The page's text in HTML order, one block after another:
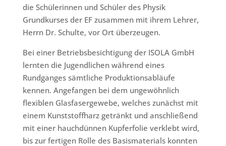
die Schülerinnen und Schüler des Physik
Grundkurses der EF zusammen mit ihrem Lehrer,
Herrn Dr. Schulte, vor Ort überzeugen.
Bei einer Betriebsbesichtigung der ISOLA GmbH
lernten die Jugendlichen während eines
Rundganges sämtliche Produktionsabläufe
kennen. Angefangen bei dem ungewöhnlich
flexiblen Glasfasergewebe, welches zunächst mit
einem Kunststoffharz getränkt und anschließend
mit einer hauchdünnen Kupferfolie verklebt wird,
bis zur fertigen Rolle des Basismaterials konnten